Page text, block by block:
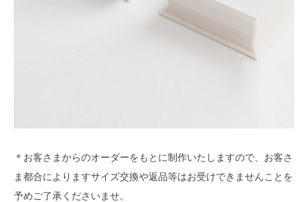
＊お客さまからのオーダーをもとに制作いたしますので、お客さ
ま都合によりますサイズ交換や返品等はお受けできませんことを
予めご了承くださいませ。